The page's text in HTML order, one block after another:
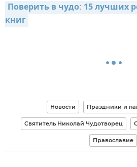
Поверить в чудо: 15 лучших
книг
Новости Праздники и
Святитель Николай Чудотворец
Православие